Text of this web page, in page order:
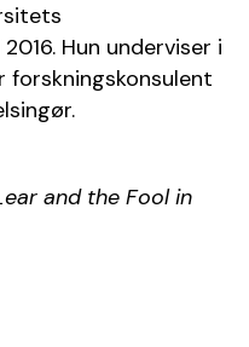
Hun underviser i
forskningskonsulent
and the Fool in